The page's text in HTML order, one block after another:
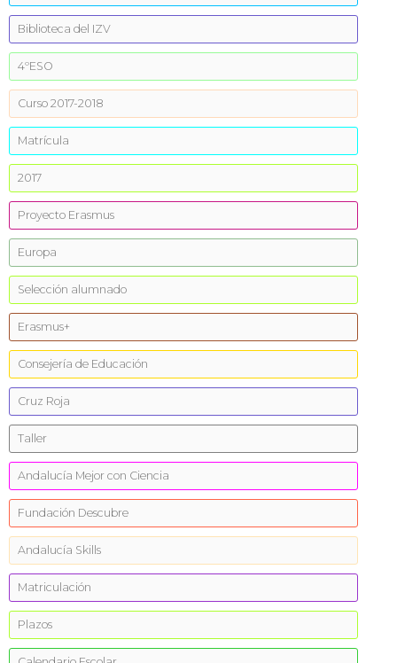
Biblioteca del IZV
4ºESO
Curso 2017-2018
Matrícula
2017
Proyecto Erasmus
Europa
Selección alumnado
Erasmus+
Consejería de Educación
Cruz Roja
Taller
Andalucía Mejor con Ciencia
Fundación Descubre
Andalucía Skills
Matriculación
Plazos